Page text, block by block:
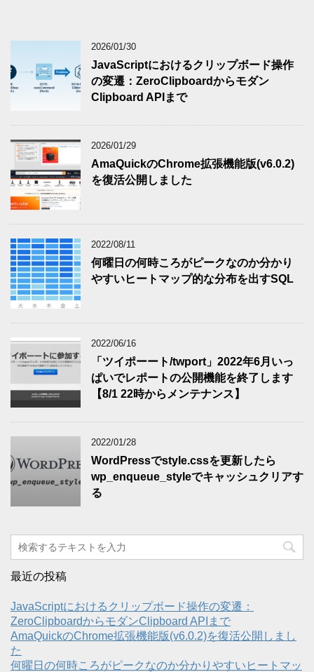
2026/01/30
JavaScriptにおけるクリップボード操作
の変遷：ZeroClipboardからモダン
Clipboard APIまで
2026/01/29
AmaQuickのChrome拡張機能版(v6.0.2)
を復活公開しました
2022/08/11
何曜日の何時ころがピークなのか分かり
やすいヒートマップ的な分布を出すSQL
2022/06/16
「ツイポーート/twport」2022年6月いっ
ぱいでレポートの公開機能を終了します
【8/1 22時からメンテナンス】
2022/01/28
WordPressでstyle.cssを更新したら
wp_enqueue_styleでキャッシュクリアす
る
最近の投稿
JavaScriptにおけるクリップボード操作の変遷：
ZeroClipboardからモダンClipboard APIまで
AmaQuickのChrome拡張機能版(v6.0.2)を復活公開しまし
た
何曜日の何時ころがピークなのか分かりやすいヒートマッ